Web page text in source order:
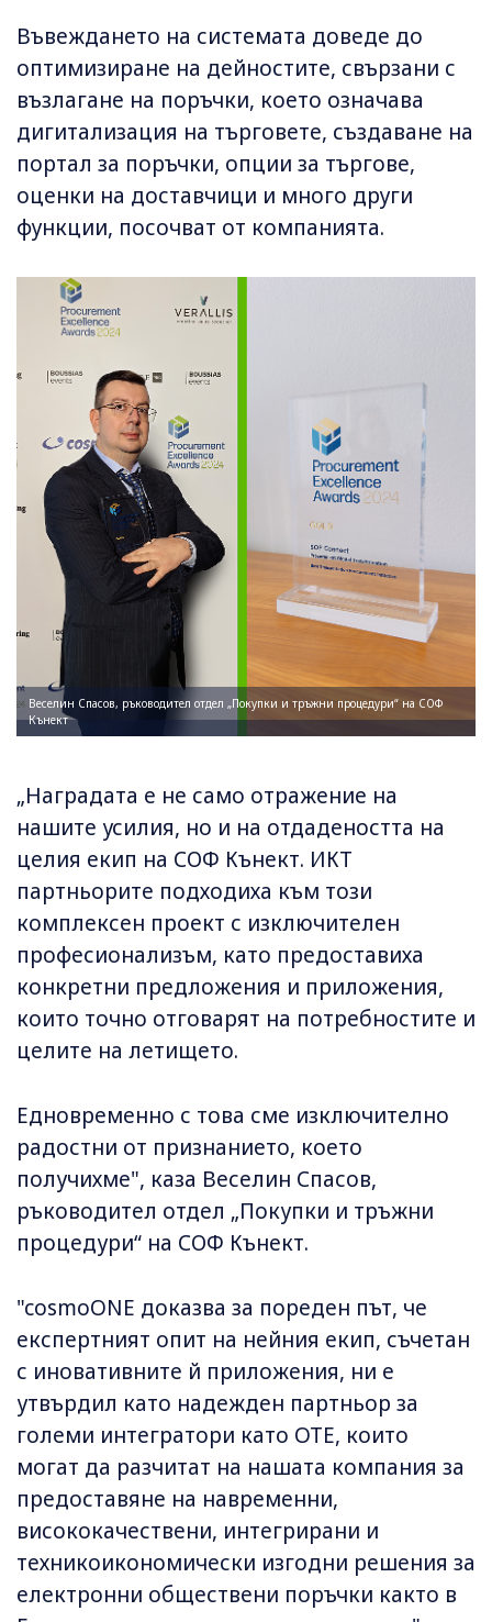
Въвеждането на системата доведе до
оптимизиране на дейностите, свързани с
възлагане на поръчки, което означава
дигитализация на търговете, създаване на
портал за поръчки, опции за търгове,
оценки на доставчици и много други
функции, посочват от компанията.
Веселин Спасов, ръководител отдел „Покупки и тръжни процедури“ на СОФ
Кънект
„Наградата е не само отражение на
нашите усилия, но и на отдадеността на
целия екип на СОФ Кънект. ИКТ
партньорите подходиха към този
комплексен проект с изключителен
професионализъм, като предоставиха
конкретни предложения и приложения,
които точно отговарят на потребностите и
целите на летището.
Едновременно с това сме изключително
радостни от признанието, което
получихме", каза Веселин Спасов,
ръководител отдел „Покупки и тръжни
процедури“ на СОФ Кънект.
"cosmoONE доказва за пореден път, че
експертният опит на нейния екип, съчетан
с иновативните й приложения, ни е
утвърдил като надежден партньор за
големи интегратори като OTE, които
могат да разчитат на нашата компания за
предоставяне на навременни,
висококачествени, интегрирани и
техникоикономически изгодни решения за
електронни обществени поръчки както в